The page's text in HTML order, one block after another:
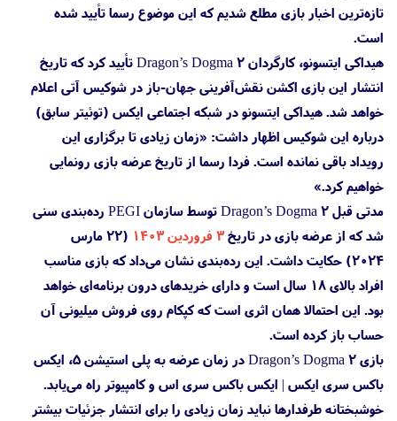
تازه‌ترین اخبار بازی مطلع شدیم که این موضوع رسما تأیید شده
است.
هیداکی ایتسونو، کارگردان Dragon’s Dogma 2 تأیید کرد که تاریخ
انتشار این بازی اکشن نقش‌آفرینی جهان-باز در شوکیس آتی اعلام
خواهد شد. هیداکی ایتسونو در شبکه اجتماعی ایکس (توئیتر سابق)
درباره این شوکیس اظهار داشت: «زمان زیادی تا برگزاری این
رویداد باقی نمانده است. فردا رسما از تاریخ عرضه بازی رونمایی
خواهیم کرد.»
مدتی قبل Dragon’s Dogma 2 توسط سازمان PEGI رده‌بندی سنی
شد که از عرضه بازی در تاریخ۳ فروردین ۱۴۰۳
(۲۲ مارس
۲۰۲۴) حکایت داشت. این رده‌بندی نشان می‌داد که بازی مناسب
افراد بالای ۱۸ سال است و دارای خریدهای درون برنامه‌ای خواهد
بود. این احتمالا همان اثری است که کپکام روی فروش میلیونی آن
حساب باز کرده است.
بازی Dragon’s Dogma 2 در زمان عرضه به پلی استیشن 5، ایکس
باکس سری ایکس | ایکس باکس سری اس و کامپیوتر راه می‌یابد.
خوشبختانه طرفدارها نباید زمان زیادی را برای انتشار جزئیات بیشتر